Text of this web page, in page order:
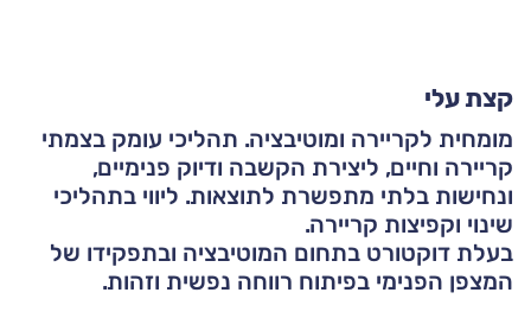
קצת עלי
מומחית לקריירה ומוטיבציה. תהליכי עומק בצמתי
קריירה וחיים, ליצירת הקשבה ודיוק פנימיים,
ונחישות בלתי מתפשרת לתוצאות. ליווי בתהליכי
שינוי וקפיצות קריירה.
בעלת דוקטורט בתחום המוטיבציה ובתפקידו של
המצפן הפנימי בפיתוח רווחה נפשית וזהות.